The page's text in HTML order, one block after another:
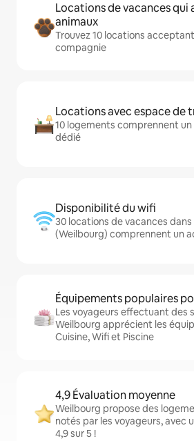
Locations de vacances
animaux
Trouvez 10 locations
compagnie
Locations avec espace de
10 logements comprennent
dédié
Disponibilité du wifi
30 locations de vacances
(Weilbourg) comprennent un
Équipements populaires
Les voyageurs effectuant des
Weilbourg apprécient les
Cuisine, Wifi et Piscine
4,9 Évaluation moyenne
Weilbourg propose des
notés par les voyageurs, avec
4,9 sur 5 !